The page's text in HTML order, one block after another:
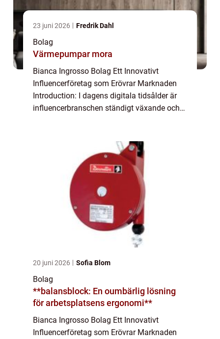
23 juni 2026 Fredrik Dahl
Bolag
Värmepumpar mora
Bianca Ingrosso Bolag Ett Innovativt
Influencerföretag som Erövrar Marknaden
Introduction: I dagens digitala tidsålder är
influencerbranschen ständigt växande och
20 juni 2026 Sofia Blom
Bolag
**balansblock: En oumbärlig lösning
för arbetsplatsens ergonomi**
Bianca Ingrosso Bolag Ett Innovativt
Influencerföretag som Erövrar Marknaden